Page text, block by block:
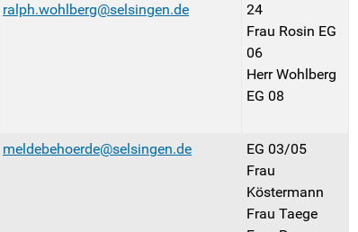
ralph.wohlberg@selsingen.de
24
Frau Rosin EG
06
Herr Wohlberg
EG 08
meldebehoerde@selsingen.de
EG 03/05
Frau
Köstermann
Frau Taege